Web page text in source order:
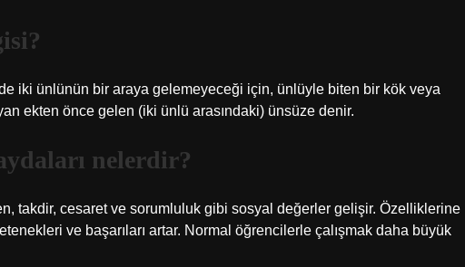
iki ünlünün bir araya gelemeyeceği için, ünlüyle biten bir kök veya
ekten önce gelen (iki ünlü arasındaki) ünsüze denir.
nelerdir?
takdir, cesaret ve sorumluluk gibi sosyal değerler gelişir. Özelliklerine
ve başarıları artar. Normal öğrencilerle çalışmak daha büyük